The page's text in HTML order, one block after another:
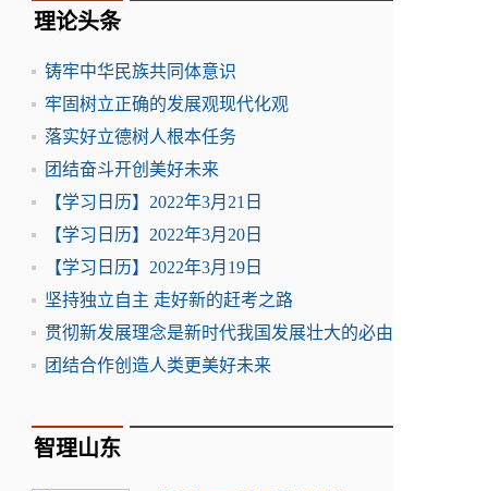
理论头条
铸牢中华民族共同体意识
牢固树立正确的发展观现代化观
落实好立德树人根本任务
团结奋斗开创美好未来
【学习日历】2022年3月21日
【学习日历】2022年3月20日
【学习日历】2022年3月19日
坚持独立自主 走好新的赶考之路
贯彻新发展理念是新时代我国发展壮大的必由
团结合作创造人类更美好未来
智理山东